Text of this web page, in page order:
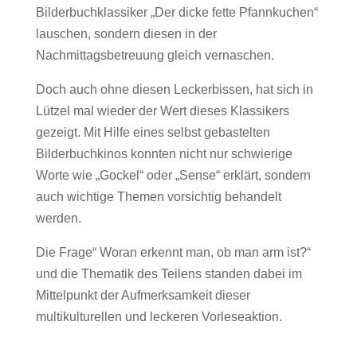
Bilderbuchklassiker „Der dicke fette Pfannkuchen“
lauschen, sondern diesen in der
Nachmittagsbetreuung gleich vernaschen.
Doch auch ohne diesen Leckerbissen, hat sich in
Lützel mal wieder der Wert dieses Klassikers
gezeigt. Mit Hilfe eines selbst gebastelten
Bilderbuchkinos konnten nicht nur schwierige
Worte wie „Gockel“ oder „Sense“ erklärt, sondern
auch wichtige Themen vorsichtig behandelt
werden.
Die Frage“ Woran erkennt man, ob man arm ist?“
und die Thematik des Teilens standen dabei im
Mittelpunkt der Aufmerksamkeit dieser
multikulturellen und leckeren Vorleseaktion.